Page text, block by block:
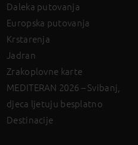
Daleka putovanja
Europska putovanja
Krstarenja
Jadran
Zrakoplovne karte
MEDITERAN 2026 – Svibanj,
djeca ljetuju besplatno
Destinacije